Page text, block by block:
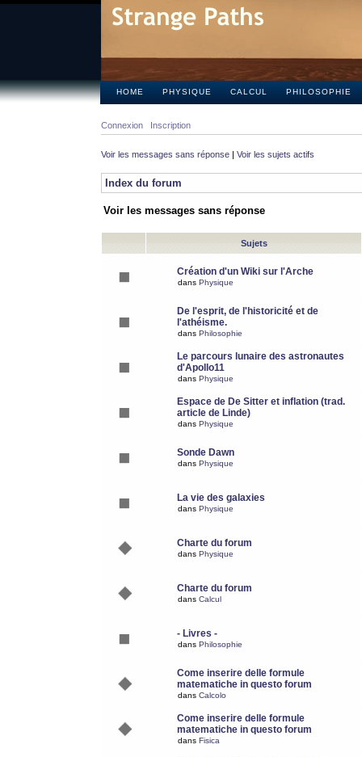
HOME PHYSIQUE CALCUL PHILOSOPHIE
Connexion Inscription
Voir les messages sans réponse | Voir les sujets actifs
Index du forum
Voir les messages sans réponse
Sujets
Création d'un Wiki sur l'Arche
dans Physique
De l'esprit, de l'historicité et de
l'athéisme.
dans Philosophie
Le parcours lunaire des astronautes
d'Apollo11
dans Physique
Espace de De Sitter et inflation (trad.
article de Linde)
dans Physique
Sonde Dawn
dans Physique
La vie des galaxies
dans Physique
Charte du forum
dans Physique
Charte du forum
dans Calcul
- Livres -
dans Philosophie
Come inserire delle formule
matematiche in questo forum
dans Calcolo
Come inserire delle formule
matematiche in questo forum
dans Fisica